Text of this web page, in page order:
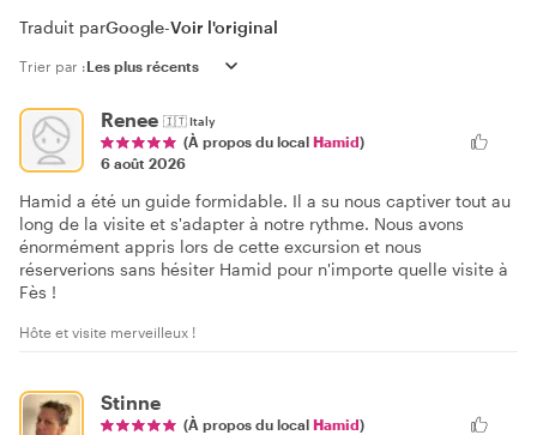
Traduit parGoogle-Voir l'original
Trier par :
Renee 🇮🇹Italy
(À propos du local Hamid)
6 août 2026
Hamid a été un guide formidable. Il a su nous captiver tout au
long de la visite et s'adapter à notre rythme. Nous avons
énormément appris lors de cette excursion et nous
réserverions sans hésiter Hamid pour n'importe quelle visite à
Fès !
Hôte et visite merveilleux !
Stinne
(À propos du local Hamid)